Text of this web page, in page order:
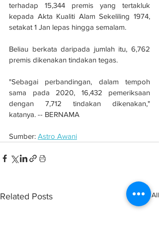
terhadap 15,344 premis yang tertakluk
kepada Akta Kualiti Alam Sekeliling 1974,
setakat 1 Jan lepas hingga semalam.
Beliau berkata daripada jumlah itu, 6,762
premis dikenakan tindakan tegas.
"Sebagai perbandingan, dalam tempoh
sama pada 2020, 16,432 pemeriksaan
dengan 7,712 tindakan dikenakan,"
katanya. -- BERNAMA
Sumber: Astro Awani
Related Posts See All